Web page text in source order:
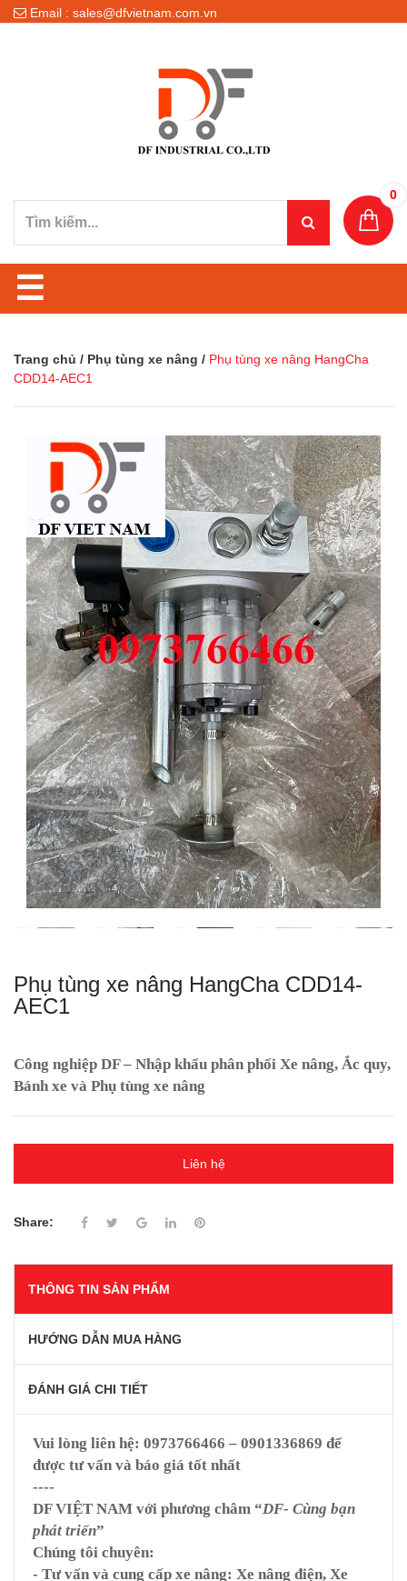
Email : sales@dfvietnam.com.vn
0
☰
Trang chủ / Phụ tùng xe nâng / Phụ tùng xe nâng HangCha
CDD14-AEC1
Phụ tùng xe nâng HangCha CDD14-
AEC1
Công nghiệp DF – Nhập khẩu phân phối Xe nâng, Ắc quy,
Bánh xe và Phụ tùng xe nâng
Liên hệ
Share:
THÔNG TIN SẢN PHẨM
HƯỚNG DẪN MUA HÀNG
ĐÁNH GIÁ CHI TIẾT
Vui lòng liên hệ: 0973766466 – 0901336869 để
được tư vấn và báo giá tốt nhất
----
DF VIỆT NAM với phương châm “DF- Cùng bạn
phát triển”
Chúng tôi chuyên:
- Tư vấn và cung cấp xe nâng: Xe nâng điện, Xe